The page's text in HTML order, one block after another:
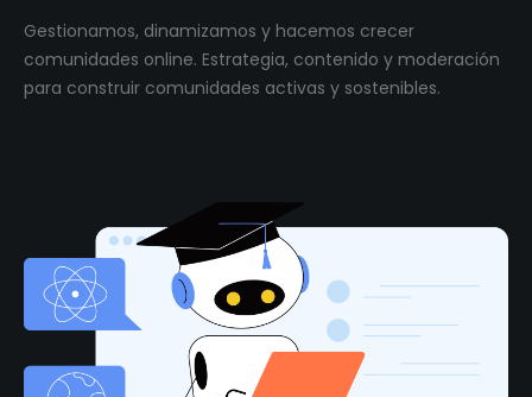
Gestionamos, dinamizamos y hacemos crecer
comunidades online. Estrategia, contenido y moderación
para construir comunidades activas y sostenibles.